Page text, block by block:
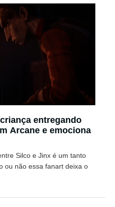
entregando
Arcane e emociona
Silco e Jinx é um tanto
ou não essa fanart deixa o